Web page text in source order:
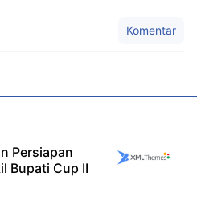
Komentar
Persiapan
Bupati Cup II